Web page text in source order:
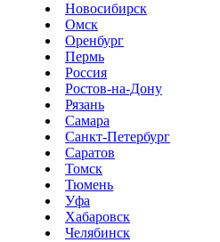
Новосибирск
Омск
Оренбург
Пермь
Россия
Ростов-на-Дону
Рязань
Самара
Санкт-Петербург
Саратов
Томск
Тюмень
Уфа
Хабаровск
Челябинск